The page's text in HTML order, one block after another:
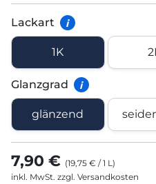
Lackart i
1K
Glanzgrad i
glänzend
7,90 € (19,75 € /1 L )
inkl. MwSt. zzgl. Versandkosten